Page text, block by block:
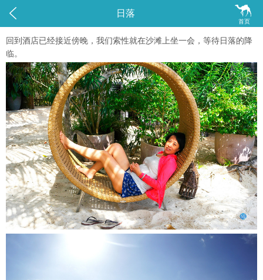
 
首页
日落
回到酒店已经接近傍晚，我们索性就在沙滩上坐一会，等待日落的降
临。